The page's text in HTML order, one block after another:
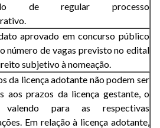
de regular processo
aprovado em concurso público
número de vagas previsto no edital
subjetivo à nomeação.
da licença adotante não podem ser
aos prazos da licença gestante, o
valendo para as respectivas
Em relação à licença adotante,